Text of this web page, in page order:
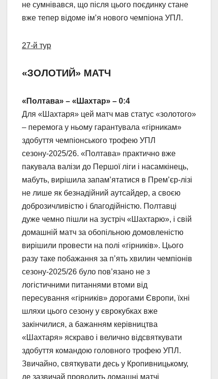
не сумнівався, що після цього поєдинку стане
вже тепер відоме ім’я нового чемпіона УПЛ.
27-й тур
«ЗОЛОТИЙ» МАТЧ
«Полтава» – «Шахтар» – 0:4
Для «Шахтаря» цей матч мав статус «золотого»
– перемога у ньому гарантувала «гірникам»
здобуття чемпіонського трофею УПЛ
сезону-2025/26. «Полтава» практично вже
пакувала валізи до Першої ліги і насамкінець,
мабуть, вирішила запам’ятатися в Прем’єр-лізі
не лише як безнадійний аутсайдер, а своєю
доброзичливістю і благодійністю. Полтавці
дуже чемно пішли на зустріч «Шахтарю», і свій
домашній матч за обопільною домовленістю
вирішили провести на полі «гірників». Цього
разу таке побажання за п’ять хвилин чемпіонів
сезону-2025/26 було пов’язано не з
логістичними питаннями втоми від
пересування «гірників» дорогами Європи, їхні
шляхи цього сезону у єврокубках вже
закінчилися, а бажанням керівництва
«Шахтаря» яскраво і велично відсвяткувати
здобуття командою головного трофею УПЛ.
Звичайно, святкувати десь у Кропивницькому,
де зазвичай проводить домашні матчі